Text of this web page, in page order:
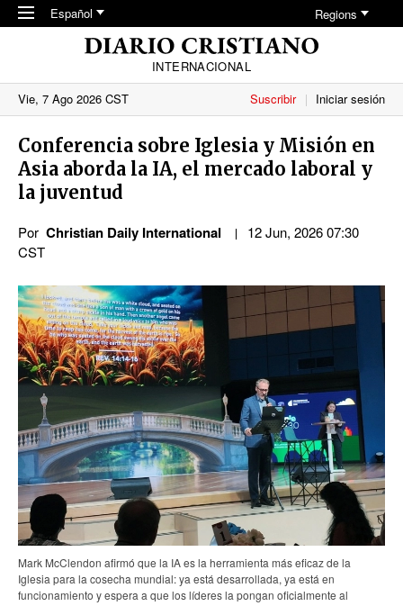
Skip to main content
Español Regions
INTERNACIONAL
Vie, 7 Ago 2026 CST
Suscribir Iniciar sesión
Conferencia sobre Iglesia y Misión en
Asia aborda la IA, el mercado laboral y
la juventud
Por Christian Daily International
12 Jun, 2026 07:30
CST
Mark McClendon afirmó que la IA es la herramienta más eficaz de la
Iglesia para la cosecha mundial: ya está desarrollada, ya está en
funcionamiento y espera a que los líderes la pongan oficialmente al